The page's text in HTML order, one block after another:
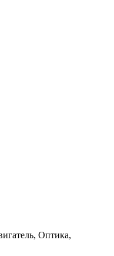
Оптика,